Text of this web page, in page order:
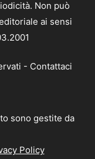
Non può
ai sensi
- Contattaci
sono gestite da
Policy